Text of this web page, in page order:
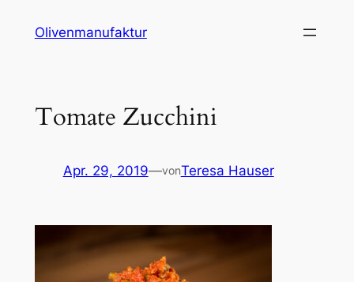
InhaltOlivenmanufaktur
Tomate Zucchini
Apr. 29, 2019—vonTeresa Hauser